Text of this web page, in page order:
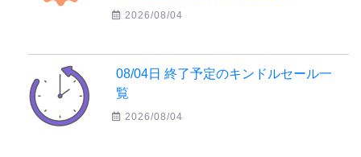
2026/08/04
08/04日 終了予定のキンドルセール一
覧
2026/08/04